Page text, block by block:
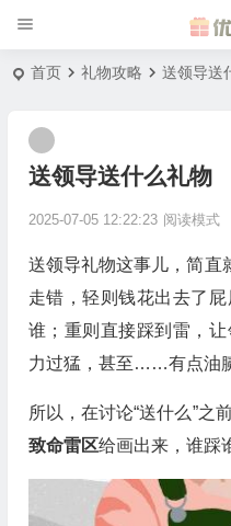
首页 礼物攻略 送领导送
送领导送什么礼物
2025-07-05 12:22:23 阅读模式
送领导礼物这事儿，简直
走错，轻则钱花出去了
谁；重则直接踩到雷，
力过猛，甚至……有点油
所以，在讨论“送什么”之
致命雷区给画出来，谁踩